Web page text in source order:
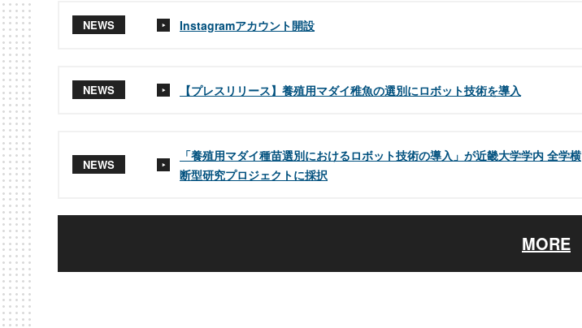
NEWS Instagramアカウント開設
NEWS 【プレスリリース】養殖用マダイ稚魚の選別にロボット技術を導入
NEWS
「養殖用マダイ種苗選別におけるロボット技術の導入」が近畿大学学内 全学横
断型研究プロジェクトに採択
MORE